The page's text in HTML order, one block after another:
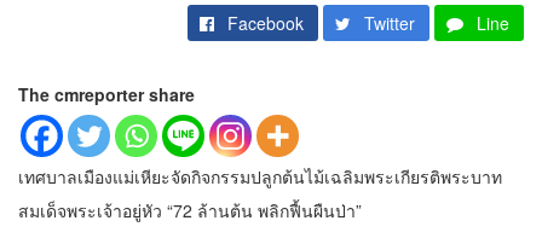
Facebook Twitter Line
The cmreporter share
เทศบาลเมืองแม่เหียะจัดกิจกรรมปลูกต้นไม้เฉลิมพระเกียรติพระบาท
สมเด็จพระเจ้าอยู่หัว “72 ล้านต้น พลิกฟื้นผืนป่า”